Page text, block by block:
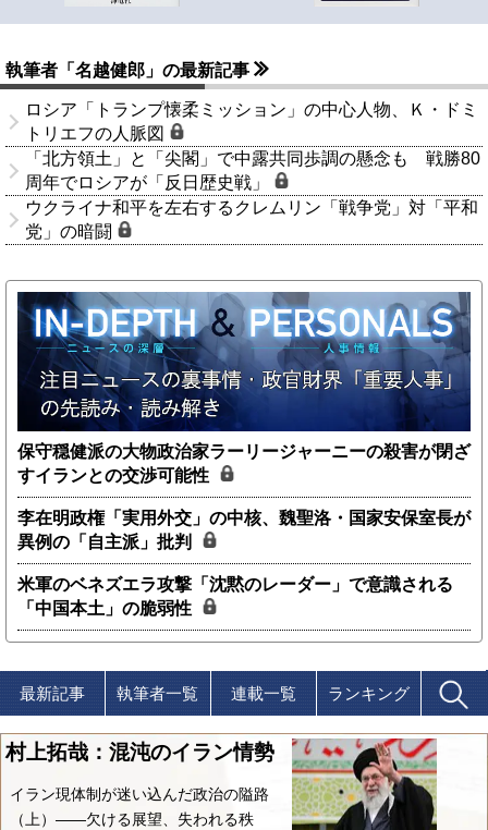
執筆者「名越健郎」の最新記事
ロシア「トランプ懐柔ミッション」の中心人物、Ｋ・ドミ
トリエフの人脈図
「北方領土」と「尖閣」で中露共同歩調の懸念も 戦勝80
周年でロシアが「反日歴史戦」
ウクライナ和平を左右するクレムリン「戦争党」対「平和
党」の暗闘
保守穏健派の大物政治家ラーリージャーニーの殺害が閉ざ
すイランとの交渉可能性
李在明政権「実用外交」の中核、魏聖洛・国家安保室長が
異例の「自主派」批判
米軍のベネズエラ攻撃「沈黙のレーダー」で意識される
「中国本土」の脆弱性
最新記事 執筆者一覧 連載一覧 ランキング
村上拓哉：混沌のイラン情勢
イラン現体制が迷い込んだ政治の隘路
（上）――欠ける展望、失われる秩